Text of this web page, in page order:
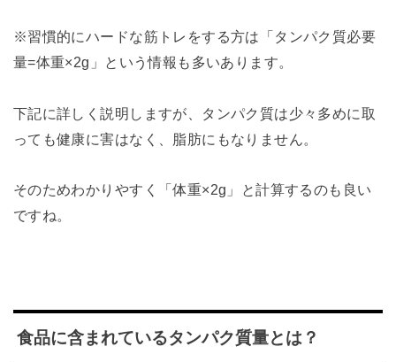
※習慣的にハードな筋トレをする方は「タンパク質必要
量=体重×2g」という情報も多いあります。
下記に詳しく説明しますが、タンパク質は少々多めに取
っても健康に害はなく、脂肪にもなりません。
そのためわかりやすく「体重×2g」と計算するのも良い
ですね。
食品に含まれているタンパク質量とは？